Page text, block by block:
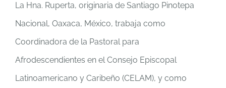
La Hna. Ruperta, originaria de Santiago Pinotepa
Nacional, Oaxaca, México, trabaja como
Coordinadora de la Pastoral para
Afrodescendientes en el Consejo Episcopal
Latinoamericano y Caribeño (CELAM), y como